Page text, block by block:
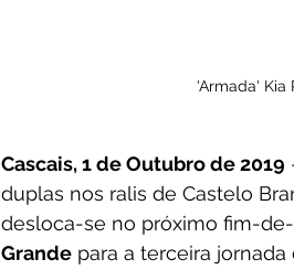
'Armada' Kia
Cascais, 1 de Outubro de 2019
duplas nos ralis de Castelo
desloca-se no próximo fim-
Grande para a terceira